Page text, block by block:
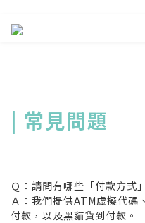
| 常見問題
Ｑ：請問有哪些「付款方式
Ａ：我們提供ATM虛擬代
付款，以及黑貓貨到付款。